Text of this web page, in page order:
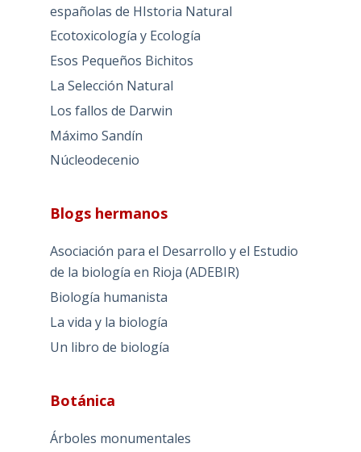
españolas de HIstoria Natural
Ecotoxicología y Ecología
Esos Pequeños Bichitos
La Selección Natural
Los fallos de Darwin
Máximo Sandín
Núcleodecenio
Blogs hermanos
Asociación para el Desarrollo y el Estudio
de la biología en Rioja (ADEBIR)
Biología humanista
La vida y la biología
Un libro de biología
Botánica
Árboles monumentales